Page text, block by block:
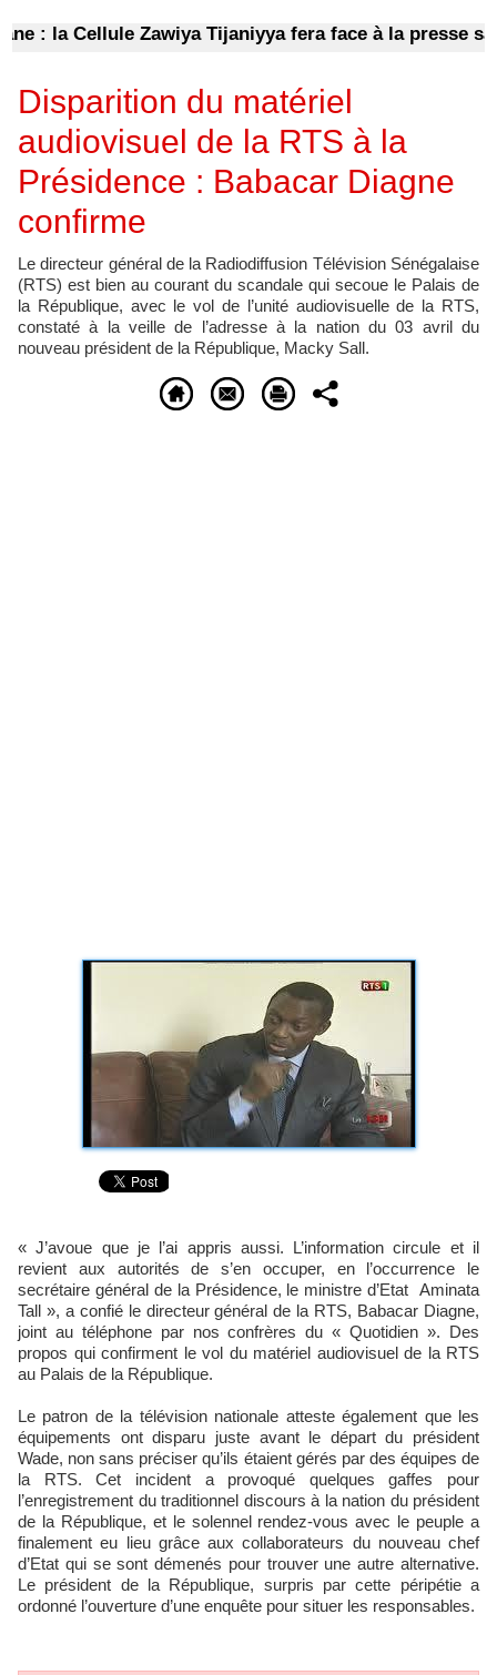
: la Cellule Zawiya Tijaniyya fera face à la presse
Disparition du matériel
audiovisuel de la RTS à la
Présidence : Babacar Diagne
confirme
Le directeur général de la Radiodiffusion Télévision Sénégalaise
(RTS) est bien au courant du scandale qui secoue le Palais de
la République, avec le vol de l’unité audiovisuelle de la RTS,
constaté à la veille de l’adresse à la nation du 03 avril du
nouveau président de la République, Macky Sall.
« J’avoue que je l’ai appris aussi. L’information circule et il
revient aux autorités de s’en occuper, en l’occurrence le
secrétaire général de la Présidence, le ministre d’Etat Aminata
Tall », a confié le directeur général de la RTS, Babacar Diagne,
joint au téléphone par nos confrères du « Quotidien ». Des
propos qui confirment le vol du matériel audiovisuel de la RTS
au Palais de la République.
Le patron de la télévision nationale atteste également que les
équipements ont disparu juste avant le départ du président
Wade, non sans préciser qu’ils étaient gérés par des équipes de
la RTS. Cet incident a provoqué quelques gaffes pour
l’enregistrement du traditionnel discours à la nation du président
de la République, et le solennel rendez-vous avec le peuple a
finalement eu lieu grâce aux collaborateurs du nouveau chef
d’Etat qui se sont démenés pour trouver une autre alternative.
Le président de la République, surpris par cette péripétie a
ordonné l’ouverture d’une enquête pour situer les responsables.